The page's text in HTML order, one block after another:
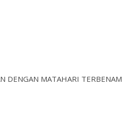
DENGAN MATAHARI TERBENAM